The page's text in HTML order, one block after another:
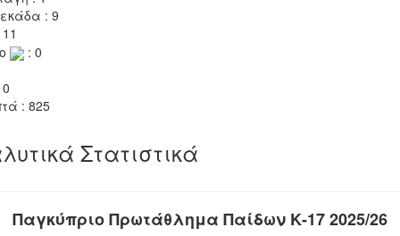
: 9
: 0
: 825
Στατιστικά
Παγκύπριο Πρωτάθλημα Παίδων Κ-17 2025/26